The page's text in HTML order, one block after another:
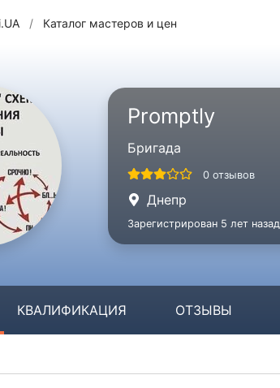
/ Каталог мастеров и цен
Promptly
Бригада
0 отзывов
Днепр
Зарегистрирован 5 лет назад
КВАЛИФИКАЦИЯ ОТЗЫВЫ